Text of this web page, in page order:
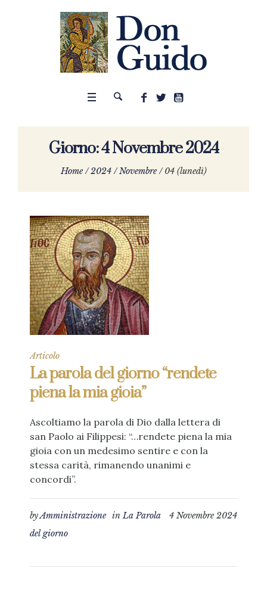
Giorno:4 Novembre 2024
Home /2024 /Novembre /04 (lunedì)
Articolo
La parola del giorno “rendete
piena la mia gioia”
Ascoltiamo la parola di Dio dalla lettera di
san Paolo ai Filippesi: “…rendete piena la mia
gioia con un medesimo sentire e con la
stessa carità, rimanendo unanimi e
concordi”.
4 Novembre 2024
byAmministrazione inLa Parola
del giorno